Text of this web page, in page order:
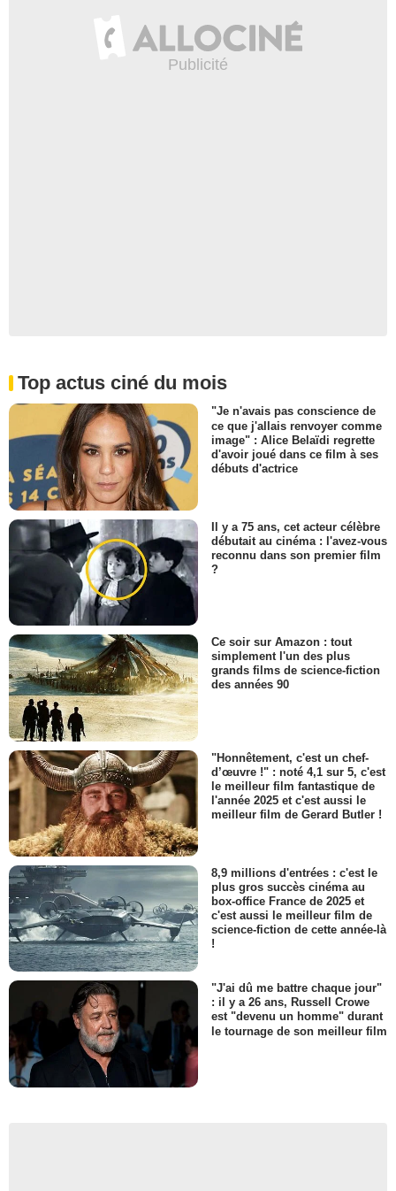
Top actus ciné du mois
"Je n'avais pas conscience de
ce que j'allais renvoyer comme
image" : Alice Belaïdi regrette
d'avoir joué dans ce film à ses
débuts d'actrice
Il y a 75 ans, cet acteur célèbre
débutait au cinéma : l'avez-vous
reconnu dans son premier film
?
Ce soir sur Amazon : tout
simplement l'un des plus
grands films de science-fiction
des années 90
"Honnêtement, c'est un chef-
d’œuvre !" : noté 4,1 sur 5, c'est
le meilleur film fantastique de
l'année 2025 et c'est aussi le
meilleur film de Gerard Butler !
8,9 millions d'entrées : c'est le
plus gros succès cinéma au
box-office France de 2025 et
c'est aussi le meilleur film de
science-fiction de cette année-là
!
"J'ai dû me battre chaque jour"
: il y a 26 ans, Russell Crowe
est "devenu un homme" durant
le tournage de son meilleur film